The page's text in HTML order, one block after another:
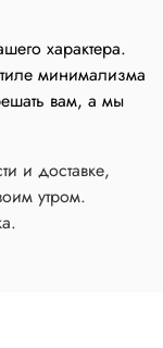
характера.
минимализма
вам, а мы
и доставке,
утром.